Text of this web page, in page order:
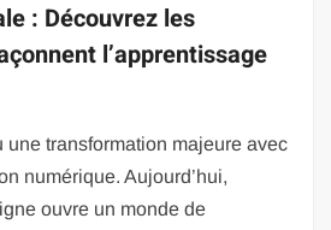
: Découvrez les
l’apprentissage
une transformation majeure avec
numérique. Aujourd’hui,
ouvre un monde de